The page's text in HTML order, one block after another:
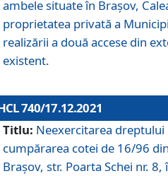
ambele situate în Brașov,
proprietatea privată a
realizării a două accese din
existent.
740/17.12.2021
Titlu: Neexercitarea
cumpărarea cotei de 16/96
Braşov, str. Poarta Schei nr.